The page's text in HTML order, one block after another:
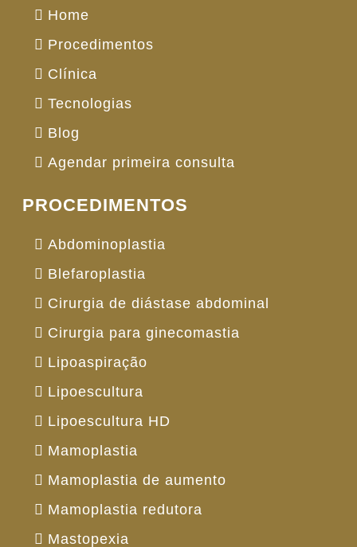
Home
Procedimentos
Clínica
Tecnologias
Blog
Agendar primeira consulta
PROCEDIMENTOS
Abdominoplastia
Blefaroplastia
Cirurgia de diástase abdominal
Cirurgia para ginecomastia
Lipoaspiração
Lipoescultura
Lipoescultura HD
Mamoplastia
Mamoplastia de aumento
Mamoplastia redutora
Mastopexia